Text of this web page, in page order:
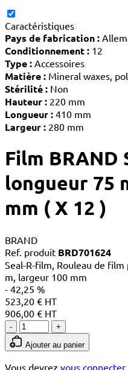
Caractéristiques
Pays de fabrication :
Conditionnement : 12
Type : Accessoires
Matière : Mineral waxes,
Stérilité : Non
Hauteur : 220 mm
Longueur : 410 mm
Largeur : 280 mm
Film
longueur 75
mm ( X 12 )
BRAND
Ref. produit BRD701624
Seal-R-film, Rouleau de
m, largeur 100 mm
- 42,25 %
523,20 € HT
906,00 € HT
-
+
Ajouter au panier
Vous devrez vous connecter